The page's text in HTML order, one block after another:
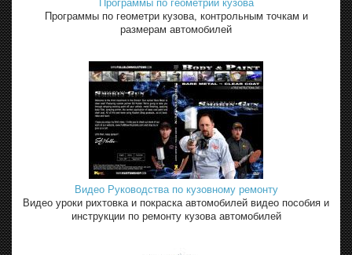
Программы по геометрии кузова
Программы по геометри кузова, контрольным точкам и
размерам автомобилей
Видео Руководства по кузовному ремонту
Видео уроки рихтовка и покраска автомобилей видео пособия и
инструкции по ремонту кузова автомобилей